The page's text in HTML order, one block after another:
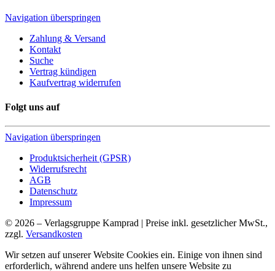
Navigation überspringen
Zahlung & Versand
Kontakt
Suche
Vertrag kündigen
Kaufvertrag widerrufen
Folgt uns auf
Navigation überspringen
Produktsicherheit (GPSR)
Widerrufsrecht
AGB
Datenschutz
Impressum
© 2026 – Verlagsgruppe Kamprad | Preise inkl. gesetzlicher MwSt.,
zzgl. Versandkosten
Wir setzen auf unserer Website Cookies ein. Einige von ihnen sind
erforderlich, während andere uns helfen unsere Website zu